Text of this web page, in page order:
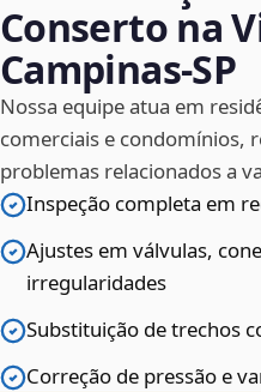
Conserto na
Campinas‑SP
Nossa equipe atua em
comerciais e condomínios,
problemas relacionados a
Inspeção completa em
Ajustes em válvulas,
irregularidades
Substituição de trechos
Correção de pressão e